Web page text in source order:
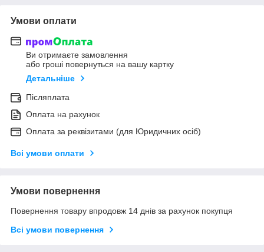
Умови оплати
Ви отримаєте замовлення
або гроші повернуться на вашу картку
Детальніше
Післяплата
Оплата на рахунок
Оплата за реквізитами (для Юридичних осіб)
Всі умови оплати
Умови повернення
Повернення товару впродовж 14 днів за рахунок покупця
Всі умови повернення